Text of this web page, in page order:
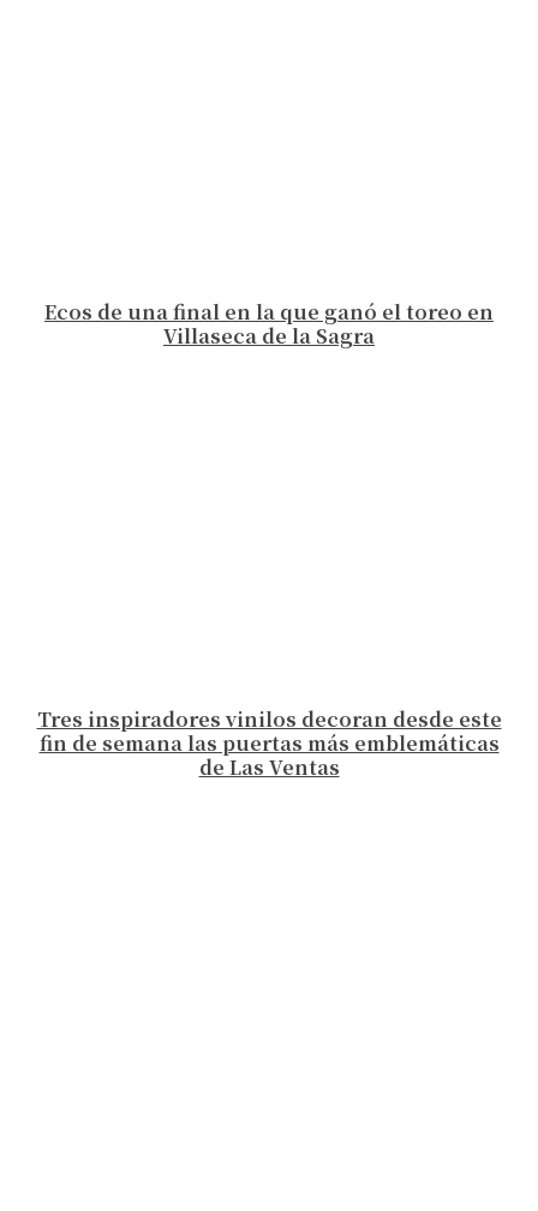
Ecos de una final en la que ganó el toreo en
Villaseca de la Sagra
Tres inspiradores vinilos decoran desde este
fin de semana las puertas más emblemáticas
de Las Ventas